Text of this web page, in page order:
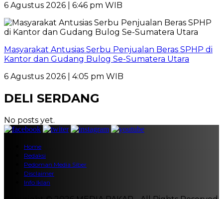
6 Agustus 2026 | 6:46 pm WIB
Masyarakat Antusias Serbu Penjualan Beras SPHP di
Kantor dan Gudang Bulog Se-Sumatera Utara
6 Agustus 2026 | 4:05 pm WIB
DELI SERDANG
No posts yet.
Home
Redaksi
Pedoman Media Siber
Disclaimer
Info Iklan